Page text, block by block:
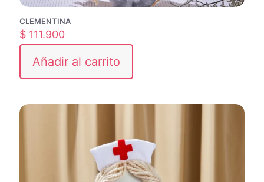
CLEMENTINA
$ 111.900
Añadir al carrito